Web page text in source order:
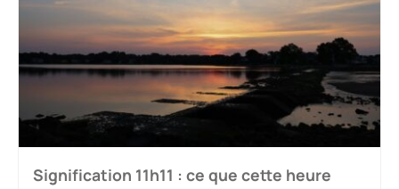
Signification 11h11 : ce que cette heure